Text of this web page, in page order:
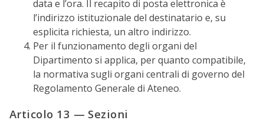
data e l’ora. Il recapito di posta elettronica è
l’indirizzo istituzionale del destinatario e, su
esplicita richiesta, un altro indirizzo.
Per il funzionamento degli organi del
Dipartimento si applica, per quanto compatibile,
la normativa sugli organi centrali di governo del
Regolamento Generale di Ateneo.
Articolo 13 — Sezioni